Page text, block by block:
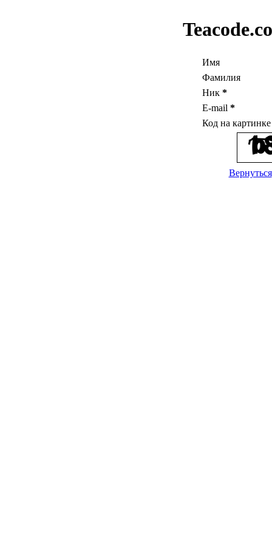
Имя
Фамилия
Ник *
E-mail *
Код на
Вернуться